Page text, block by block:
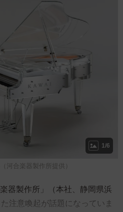
1/6
河合楽器製作所提供）
器製作所」（本社、静岡県浜
注意喚起が話題になっていま